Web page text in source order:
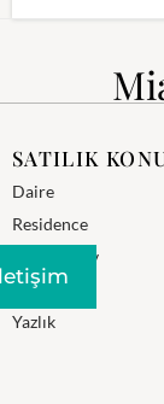
SATILIK
Daire
Residence
Mustakil Ev
Villa
Yazlık